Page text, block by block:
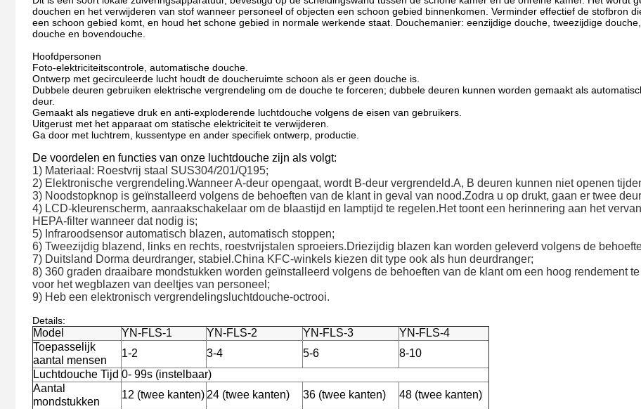
douchen en het verwijderen van stof wanneer personeel of objecten een schoon gebied binnenkomen. Verminder effectief de stofbron
een schoon gebied komt, en houd het schone gebied in normale werkende staat. Douchemanier: eenzijdige douche, tweezijdige
douche en bovendouche.
Hoofdpersonen
Foto-elektriciteitscontrole, automatische douche.
Ontwerp met gecirculeerde lucht houdt de doucheruimte schoon als er geen douche is.
Dubbele deuren gebruiken elektrische vergrendeling om de douche te forceren; dubbele deuren kunnen worden gemaakt als
deur.
Gemaakt als negatieve druk en anti-exploderende luchtdouche volgens de eisen van gebruikers.
Uitgerust met het apparaat om statische elektriciteit te verwijderen.
Ga door met luchtrem, kussentype en ander specifiek ontwerp, productie.
De voordelen en functies van onze luchtdouche zijn als volgt:
1) Materiaal: Roestvrij staal SUS304/201/Q195;
2) Elektronische vergrendeling.Wanneer A-deur opengaat, wordt B-deur vergrendeld.A, B deuren kunnen niet openen
3) Noodstopknop is geïnstalleerd volgens de behoeften van de klant in geval van nood.Zodra u op drukt, gaan er twee
4) LCD-kleurenscherm, aanraakschakelaar om de blaastijd en lamptijd te regelen.Het toont een herinnering aan het
HEPA-filter wanneer dat nodig is;
5) Infraroodsensor automatisch blazen, automatisch stoppen;
6) Tweezijdig blazend, links en rechts, roestvrijstalen sproeiers.Driezijdig blazen kan worden geleverd volgens de
7) Duitsland Dorma deurdranger, stabiel.China KFC-winkels kiezen dit type ook als hun deurdranger;
8) 360 graden draaibare mondstukken worden geïnstalleerd volgens de behoeften van de klant om een ​​hoog rendement
voor het wegblazen van deeltjes van personeel;
9) Heb een elektronisch vergrendelingsluchtdouche-octrooi.
Details:
Model YN-FLS-1 YN-FLS-2 YN-FLS-3 YN-FLS-4
Toepasselijk
aantal mensen
1-2 3-4 5-6
8-10
Luchtdouche Tijd 0- 99s (instelbaar)
Aantal
mondstukken
12 (twee kanten) 24 (twee kanten) 36 (twee kanten)
48 (twee kanten)